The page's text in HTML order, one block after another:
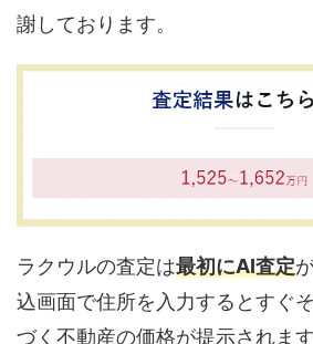
謝しております。
ラクウルの査定は最初にAI査定
込画面で住所を入力するとすぐ
づく不動産の価格が提示されます